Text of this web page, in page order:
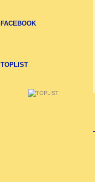
FACEBOOK
TOPLIST